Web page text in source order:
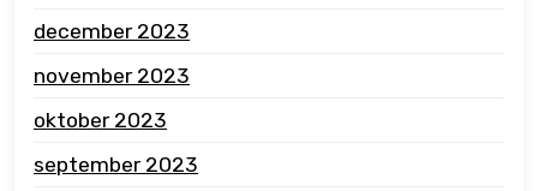
december 2023
november 2023
oktober 2023
september 2023